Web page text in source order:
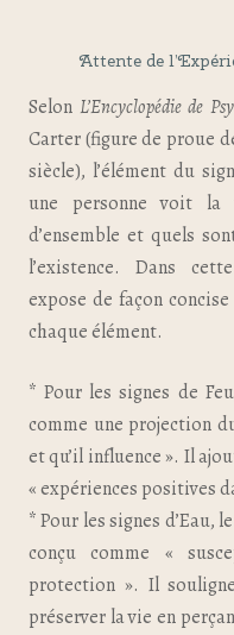
Attente de
Selon L’Encyclopédie de
Carter (figure de proue
siècle), l’élément du
une personne voit
d’ensemble et quels
l’existence. Dans
expose de façon
chaque élément.
* Pour les signes de
comme une projection
et qu’il influence ». Il
« expériences positives
* Pour les signes d’Eau,
conçu comme «
protection ». Il
préserver la vie en